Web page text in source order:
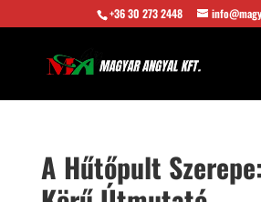
+36 30 273 2448
A Hűtőpult